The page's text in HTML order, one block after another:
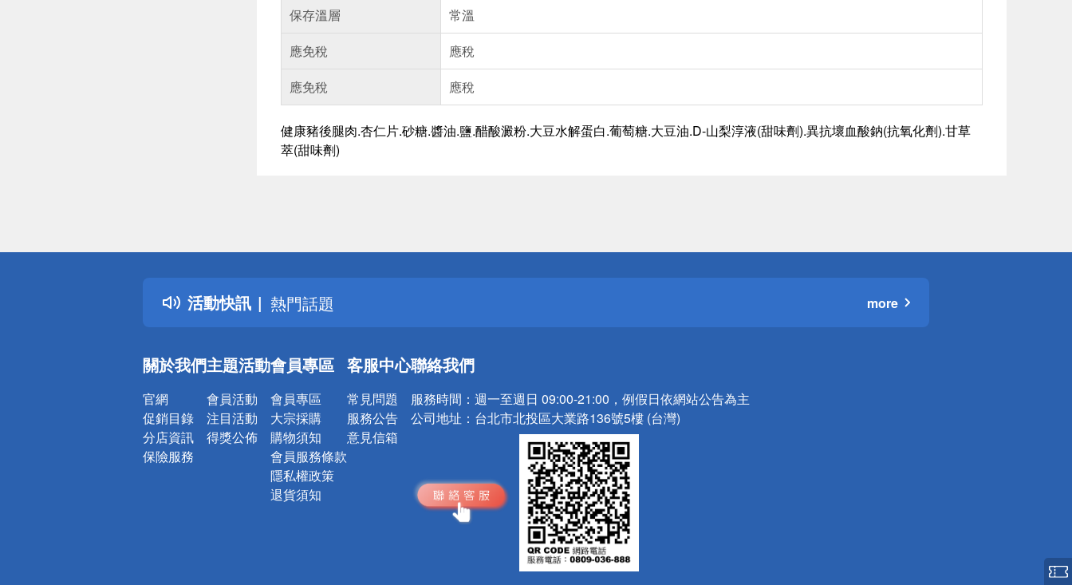
保存溫層
常溫
應免稅
應稅
應免稅
應稅
健康豬後腿肉.杏仁片.砂糖.醬油.鹽.醋酸澱粉.大豆水解蛋白.葡萄糖.大豆油.D-山梨淳液(甜味劑).異抗壞血酸鈉(抗氧化劑).甘草
萃(甜味劑)
活動快訊
詐騙網頁！請小心！
得獎公告
熱門話題
銀行優惠
詐騙網頁！請小心！
more
關於我們
官網
促銷目錄
分店資訊
保險服務
主題活動
會員活動
注目活動
得獎公佈
會員專區
會員專區
大宗採購
購物須知
會員服務條款
隱私權政策
退貨須知
客服中心
常見問題
服務公告
意見信箱
聯絡我們
服務時間： 週一至週日 09:00-21:00，例假日依網站公告為主
公司地址： 台北市北投區大業路136號5樓 (台灣)